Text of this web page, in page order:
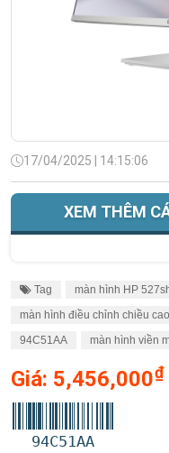
17/04/2025 | 14:15:06
XEM THÊM
Tag màn hình HP
màn hình điều chỉnh chiều cao
94C51AA
màn hình viền
Giá: 5,456,000₫
94C51AA